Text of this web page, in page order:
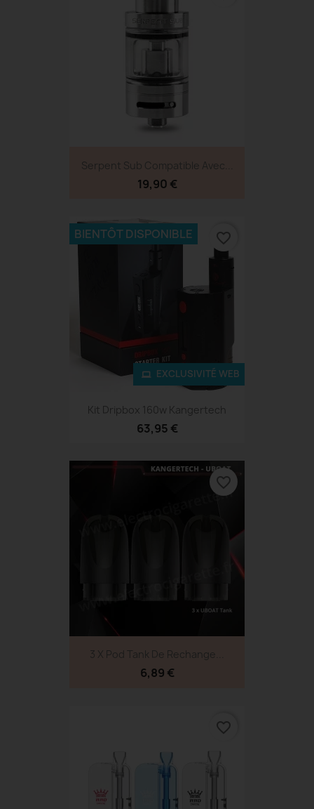
Serpent Sub Compatible Avec...
19,90 €
Kit Dripbox 160w Kangertech
63,95 €
EXCLUSIVITÉ WEB
BIENTÔT DISPONIBLE favorite_border
3 X Pod Tank De Rechange...
6,89 €
favorite_border
favorite_border